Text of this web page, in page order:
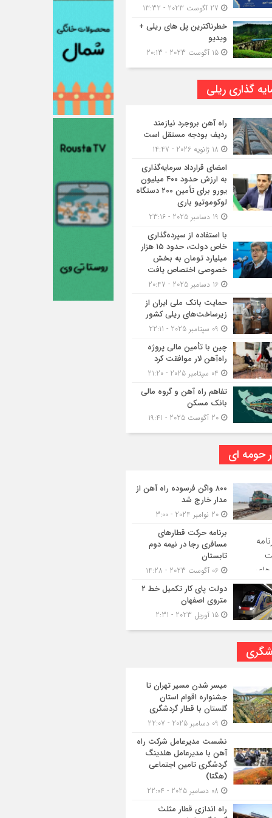
خطرناکترین پل های ریلی +
ویدیو
گذاری ریلی
راه آهن بروجرد نیازمند
ردیف بودجه مستقل است
امضای قرارداد سرمایه‌گذاری
به ارزش حدود ۴۰۰ میلیون
یورو برای تأمین ۲۰۰ دستگاه
لوکوموتیو باری
با استفاده از سپرده‌گذاری
خاص دولت، حدود ۱۵ هزار
میلیارد تومان به بخش
خصوصی اختصاص یافت
حمایت بانک ملی ایران از
زیرساخت‌های ریلی کشور
چین با تأمین مالی پروژه
راه‌آهن لار موافقت کرد
تفاهم راه آهن و گروه مالی
بانک مسکن
حومه ای
۸۰۰ واگن فرسوده راه آهن از
مدار خارج شد
برنامه حرکت قطارهای
مسافری رجا در نیمه دوم
تابستان
دولت پای کار تکمیل خط ۲
متروی اصفهان
میسر شدن مسیر تهران تا
جشنواره اقوام استان
گلستان با قطار گردشگری
نشست مدیرعامل شرکت راه
آهن با مدیرعامل هلدینگ
گردشگری تامین اجتماعی
(هگتا)
راه اندازی قطار مثلث